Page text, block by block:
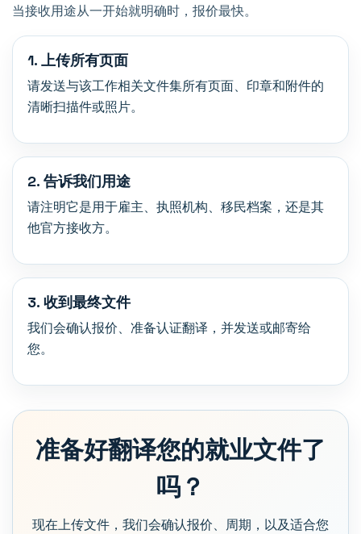
当接收用途从一开始就明确时，报价最快。
1. 上传所有页面
请发送与该工作相关文件集所有页面、印章和附件的
清晰扫描件或照片。
2. 告诉我们用途
请注明它是用于雇主、执照机构、移民档案，还是其
他官方接收方。
3. 收到最终文件
我们会确认报价、准备认证翻译，并发送或邮寄给
您。
准备好翻译您的就业文件了
吗？
现在上传文件，我们会确认报价、周期，以及适合您